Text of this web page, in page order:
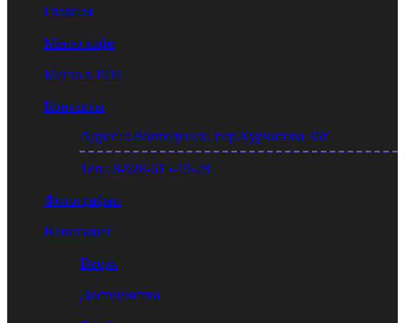
Главная
Меню кафе
Меню в PDF
Контакты
Адрес: г,Волгодонск, пер.Курчатова 36г
Тел.: 8-928-615-19-28
Фотографии
Навигация
Вверх
Достоинства